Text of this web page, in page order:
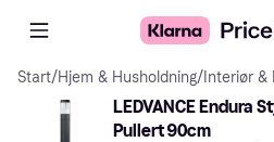
Start/Hjem & Husholdning/ Interiør &
LEDVANCE Endura
Pullert 90cm